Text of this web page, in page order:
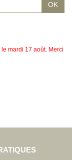
mardi 17 août. Merci